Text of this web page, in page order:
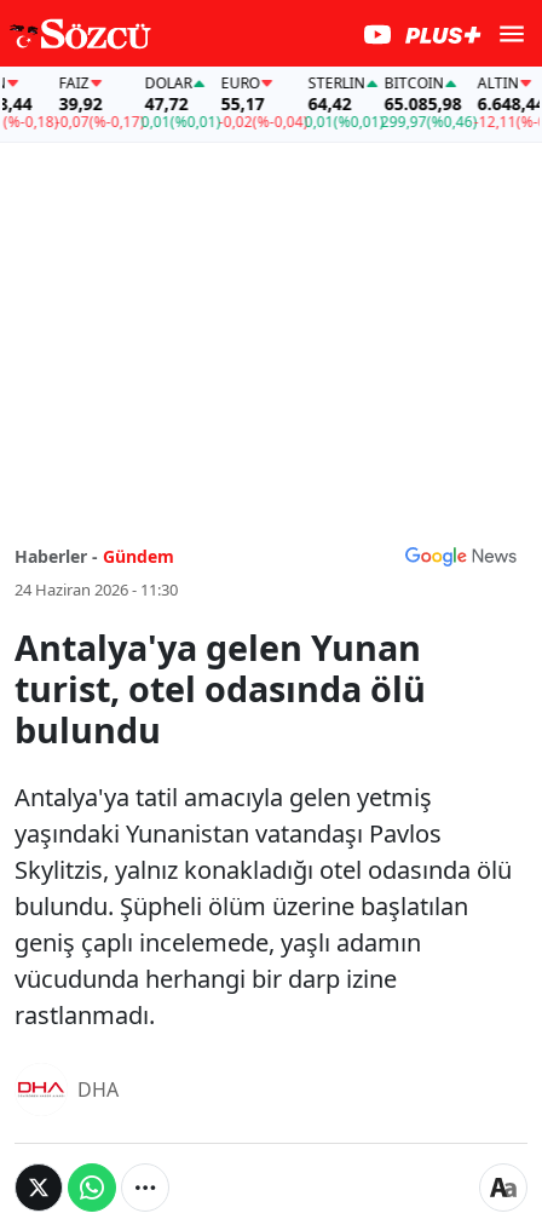
FAİZ
39,92
-0,07(%-0,17)
DOLAR
47,72
0,01(%0,01)
EURO
55,17
-0,02(%-0,04)
STERLIN
64,42
0,01(%0,01)
BITCOIN
65.085,98
299,97(%0,46)
ALTIN
6.648,44
-12,11(%-
Haberler - Gündem
24 Haziran 2026 - 11:30
Antalya'ya gelen Yunan
turist, otel odasında ölü
bulundu
Antalya'ya tatil amacıyla gelen yetmiş
yaşındaki Yunanistan vatandaşı Pavlos
Skylitzis, yalnız konakladığı otel odasında ölü
bulundu. Şüpheli ölüm üzerine başlatılan
geniş çaplı incelemede, yaşlı adamın
vücudunda herhangi bir darp izine
rastlanmadı.
DHA